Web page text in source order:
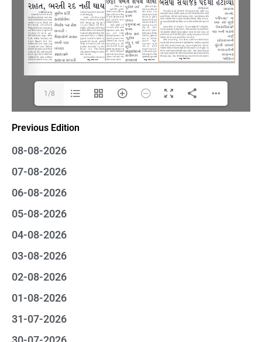
Previous Edition
08-08-2026
07-08-2026
06-08-2026
05-08-2026
04-08-2026
03-08-2026
02-08-2026
01-08-2026
31-07-2026
1/8